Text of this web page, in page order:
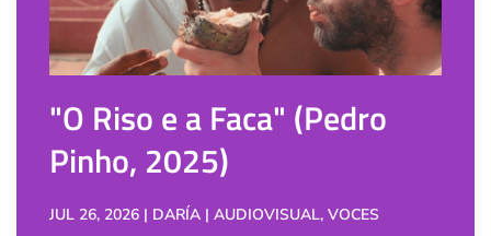
"O Riso e a Faca" (Pedro
Pinho, 2025)
JUL 26, 2026 | DARÍA | AUDIOVISUAL, VOCES